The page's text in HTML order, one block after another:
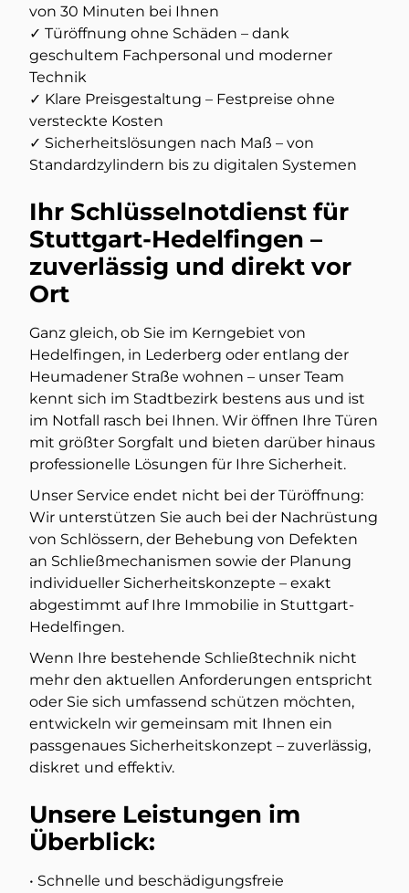
von 30 Minuten bei Ihnen
✓ Türöffnung ohne Schäden – dank
geschultem Fachpersonal und moderner
Technik
✓ Klare Preisgestaltung – Festpreise ohne
versteckte Kosten
✓ Sicherheitslösungen nach Maß – von
Standardzylindern bis zu digitalen Systemen
Ihr Schlüsselnotdienst für
Stuttgart-Hedelfingen –
zuverlässig und direkt vor
Ort
Ganz gleich, ob Sie im Kerngebiet von
Hedelfingen, in Lederberg oder entlang der
Heumadener Straße wohnen – unser Team
kennt sich im Stadtbezirk bestens aus und ist
im Notfall rasch bei Ihnen. Wir öffnen Ihre Türen
mit größter Sorgfalt und bieten darüber hinaus
professionelle Lösungen für Ihre Sicherheit.
Unser Service endet nicht bei der Türöffnung:
Wir unterstützen Sie auch bei der Nachrüstung
von Schlössern, der Behebung von Defekten
an Schließmechanismen sowie der Planung
individueller Sicherheitskonzepte – exakt
abgestimmt auf Ihre Immobilie in Stuttgart-
Hedelfingen.
Wenn Ihre bestehende Schließtechnik nicht
mehr den aktuellen Anforderungen entspricht
oder Sie sich umfassend schützen möchten,
entwickeln wir gemeinsam mit Ihnen ein
passgenaues Sicherheitskonzept – zuverlässig,
diskret und effektiv.
Unsere Leistungen im
Überblick:
• Schnelle und beschädigungsfreie